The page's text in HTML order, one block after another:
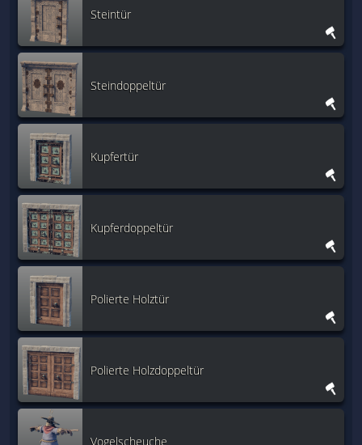
Steintür
Steindoppeltür
Kupfertür
Kupferdoppeltür
Polierte Holztür
Polierte Holzdoppeltür
Vogelscheuche